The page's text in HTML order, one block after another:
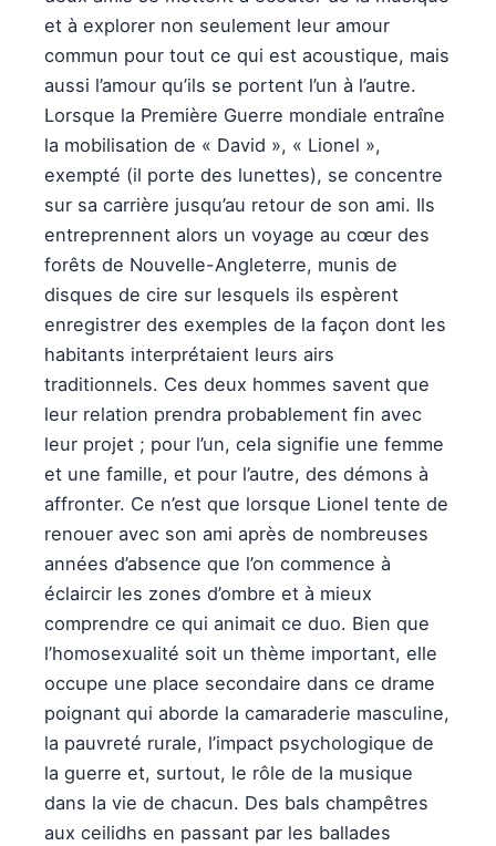
et à explorer non seulement leur amour
commun pour tout ce qui est acoustique, mais
aussi l’amour qu’ils se portent l’un à l’autre.
Lorsque la Première Guerre mondiale entraîne
la mobilisation de « David », « Lionel »,
exempté (il porte des lunettes), se concentre
sur sa carrière jusqu’au retour de son ami. Ils
entreprennent alors un voyage au cœur des
forêts de Nouvelle-Angleterre, munis de
disques de cire sur lesquels ils espèrent
enregistrer des exemples de la façon dont les
habitants interprétaient leurs airs
traditionnels. Ces deux hommes savent que
leur relation prendra probablement fin avec
leur projet ; pour l’un, cela signifie une femme
et une famille, et pour l’autre, des démons à
affronter. Ce n’est que lorsque Lionel tente de
renouer avec son ami après de nombreuses
années d’absence que l’on commence à
éclaircir les zones d’ombre et à mieux
comprendre ce qui animait ce duo. Bien que
l’homosexualité soit un thème important, elle
occupe une place secondaire dans ce drame
poignant qui aborde la camaraderie masculine,
la pauvreté rurale, l’impact psychologique de
la guerre et, surtout, le rôle de la musique
dans la vie de chacun. Des bals champêtres
aux ceilidhs en passant par les ballades